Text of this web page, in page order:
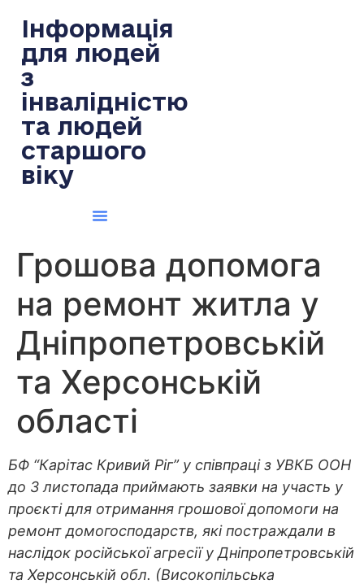
Інформація
для людей
з
інвалідністю
та людей
старшого
віку
Грошова допомога
на ремонт житла у
Дніпропетровській
та Херсонській
області
БФ “Карітас Кривий Ріг” у співпраці з УВКБ ООН
до 3 листопада приймають заявки на участь у
проєкті для отримання грошової допомоги на
ремонт домогосподарств, які постраждали в
наслідок російської агресії у Дніпропетровській
та Херсонській обл. (Високопільська